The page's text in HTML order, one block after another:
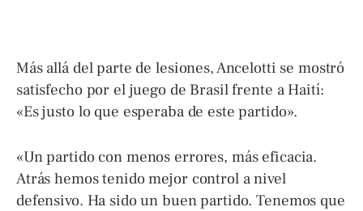
Más allá del parte de lesiones, Ancelotti se mostró
satisfecho por el juego de Brasil frente a Haití:
«Es justo lo que esperaba de este partido».
«Un partido con menos errores, más eficacia.
Atrás hemos tenido mejor control a nivel
defensivo. Ha sido un buen partido. Tenemos que